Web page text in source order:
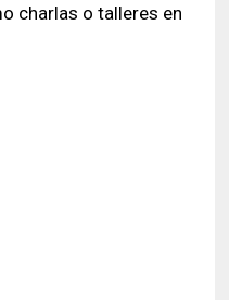
charlas o talleres en